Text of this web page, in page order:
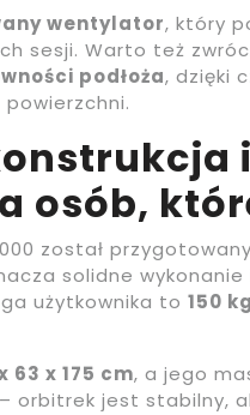
wentylator, który
sesji. Warto też
podłoża, dzięki
osób,
8000 został
solidne
użytkownika to 150 kg
63 x 175 cm, a jego
orbitrek jest stabilny,